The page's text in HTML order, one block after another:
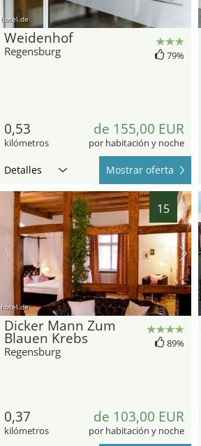
hotel.de
Weidenhof
Regensburg 79%
0,53
kilómetros
de 155,00 EUR
por habitación y noche
Detalles Mostrar oferta
15
hotel.de
Dicker Mann Zum
Blauen Krebs
Regensburg
89%
0,37
kilómetros
de 103,00 EUR
por habitación y noche